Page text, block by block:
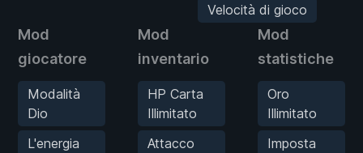
Velocità di gioco
Mod
giocatore
Modalità
Dio
L'energia
Mod
inventario
HP Carta
Illimitato
Attacco
Mod
statistiche
Oro
Illimitato
Imposta